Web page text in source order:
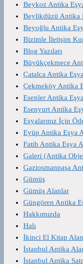
Beykoz Antika
Beylikdüzü Antika
Beyoğlu Antika
Bizimle İletişim
Blog Yazıları
Büyükçekmece
Çatalca Antika
Çekmeköy Antika
Esenler Antika
Esenyurt Antika
Eşyalarınız İçin
Eyüp Antika Eşya
Fatih Antika Eşya
Galeri (Antika
Gaziosmanpaşa
Gümüş
Gümüş Alanlar
Güngören Antika
Hakkımızda
Halı
İkinci El Kitap
İstanbul Antika
İstanbul Antika